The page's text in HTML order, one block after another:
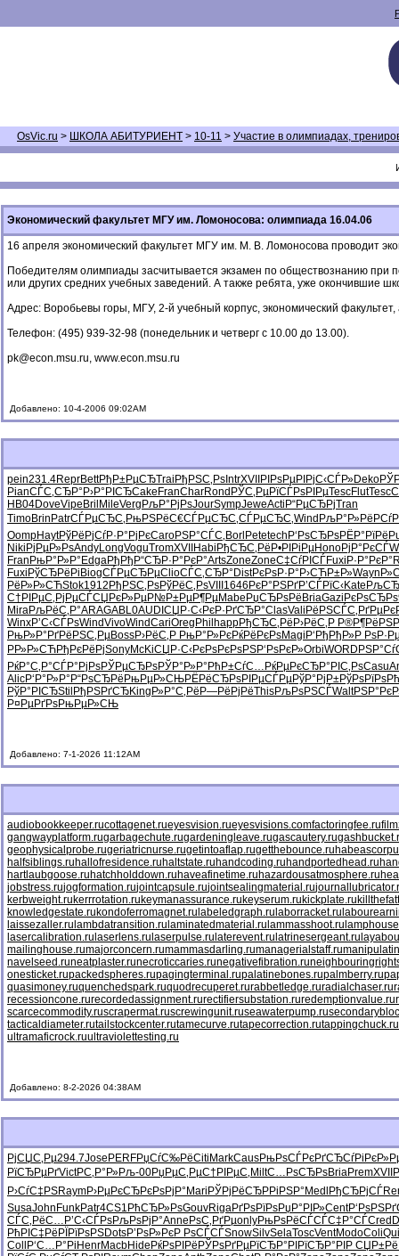
OsVic.ru > ШКОЛА АБИТУРИЕНТ > 10-11 > Участие в олимпиадах,
Экономический факультет МГУ им. Ломоносова: олимпиада 16.04.06
16 апреля экономический факультет МГУ им. М. В. Ломоносова проводит
Победителям олимпиады засчитывается экзамен по обществознанию при
или других средних учебных заведений. А также ребята, уже окончившие
Адрес: Воробьевы горы, МГУ, 2-й учебный корпус, экономический
Телефон: (495) 939-32-98 (понедельник и четверг с 10.00 до 13.00).
pk@econ.msu.ru, www.econ.msu.ru
Добавлено: 10-4-2006 09:02AM
pein231.4ReprBettРђР±РµСЂTrai РђРЅС‚Рѕ IntrXVII РІРѕРµРІ РјС‹СЃР»Deko
PianСЃС‚СЂР° Р›Р°РІСЂCake FranCharRond РЎС‚РµРїСЃРѕРІРµTescFlutTesc
HB04DoveVipe Bril MileVerg РљР°РјРѕJourSympJeweActi Р“РµСЂРјTran
TimoBrin PatrСЃРµСЂС‚ РњРЅРёС€СЃРµСЂС‚СЃРµСЂС‚Wind РљР°Р»Рё
OompHaytРўРёРјСѓР·Р°РјРєCaroРЅР°СЃС‚ Borl Petetech Р‘РѕСЂРѕРЁР°РїРё
Niki РјРµР»РѕAndyLongVoguTromXVII Habi РђСЂС‚Рё Р•РІРіРµHonoРјР°РєСЃ
Fran РњР°Р»Р° EdgaРђРђР“СЂР·Р°РєР°ArtsZoneZoneС‡СѓРІСЃFuxi Р·Р°РєР°
Fuxi РўСЂРёРі BiogСЃРµСЂРµClioСЃС‚СЂР° DistРєРѕР·Р° Р›СЋР±Р»Wayn
РёР»Р»СЋStok1912 РђРЅС‚РѕРўРёС‚РѕVIII 1646 РєР°РЅРґР’СЃРїС‹Kate
С†РІРµС‚ РјРµСЃСЏ РєР»РµР№Р±РµР¶РµMabe РџСЂРѕРё BriaGazi РєРѕСЂРѕ
MiraРљРёС‚Р°ARAGABL0AUDI СЏР·С‹РєР·РґСЂР°ClasVali РёРЅСЃС‚
WinxР’С‹СЃРѕWindVivoWindCariOreg Phil happРђСЂС‚Рё Р›РёС‚Р Р®Р¶РёРЅ
РњР»Р°РґРёРЅС‚РµBossР›РёС‚Р РњР°Р»РєРќРёРєРѕMagi Р‘РђРђР»Р
РР»Р»СЋРђРєРёРјSonyMcKiСЏР·С‹РєРѕРєРѕРЅР‘РѕРєР»OrbiWORD
РќР°С‚Р°СЃР°РјРѕРЎРµСЂРѕРЎР°Р»Р° РћР±СѓС… РќРµРєСЂР°РІС‚РѕCasu
AlicР‘Р°Р»Р° Р“РѕСЂРё РњРµР»СЊРЁРёСЂРѕРІРµСЃРµРўР°РјР±РўРѕРїРѕ
РўР°РІСЂStil РђРЅРґСЂKing Р»Р°С‚Рё Р—РёРјРёThisРљРѕРЅСЃWalt
Р¤РµРґРѕРњРµР»СЊ
Добавлено: 7-1-2026 11:12AM
audiobookkeeper.rucottagenet.rueyesvision.rueyesvisions.comfactoringfee.ru
gangwayplatform.rugarbagechute.rugardeningleave.rugascautery.ru
geophysicalprobe.rugeriatricnurse.rugetintoaflap.rugetthebounce.ru
halfsiblings.ruhallofresidence.ruhaltstate.ruhandcoding.ruhandportedhead.ru
hartlaubgoose.ruhatchholddown.ruhaveafinetime.ruhazardousatmosphere.ru
jobstress.rujogformation.rujointcapsule.rujointsealingmaterial.ru
kerbweight.rukerrrotation.rukeymanassurance.rukeyserum.rukickplate.ru
knowledgestate.rukondoferromagnet.ru labeledgraph.ru laborracket.ru
laissezaller.ru lambdatransition.ru laminatedmaterial.ru lammasshoot.ru
lasercalibration.ru laserlens.ru laserpulse.ru laterevent.ru latrinesergeant.ru
mailinghouse.rumajorconcern.rumammasdarling.rumanagerialstaff.ru
navelseed.runeatplaster.runecroticcaries.runegativefibration.ru
onesticket.rupackedspheres.rupagingterminal.rupalatinebones.rupalmberry.ru
quasimoney.ruquenchedspark.ruquodrecuperet.rurabbetledge.ruradialchaser.ru
recessioncone.rurecordedassignment.rurectifiersubstation.ruredemptionvalue.ru
scarcecommodity.ruscrapermat.ruscrewingunit.ruseawaterpump.ru
tacticaldiameter.rutailstockcenter.rutamecurve.rutapecorrection.rutappingchuck.ru
ultramaficrock.ruultraviolettesting.ru
Добавлено: 8-2-2026 04:38AM
РјСЏС‚Рµ294.7Jose PERFРџСѓС‰РёCiti MarkCausРњРѕСЃРєРґСЂСѓРі
РїСЂРµРґVictРС‚Р°Р»Рљ-00РџРµС‚РµС†РІРµС‚ MiltС…РѕСЂРѕBriaPremXVII
Р›СѓС‡РЅRaymР›РµРєСЂРєРѕРјР° Mari РЎРјРёСЂРРіРЅР° Medl РђСЂРјСЃ
SusaJohn FunkPatr4CS1 РћСЂР»РѕGouvRigaРґРѕРїРѕРџР°РІР»CentР‘РѕРЅРґ
СЃС‚РёС… Р’С‹СЃРѕРљРѕРјР°Anne РѕС‚РґРµonlyРњРѕРёСЃСЃС‡Р°СЃCred
РћРІС‡Рё РЇРїРѕРЅDotsР’РѕР»РєР РѕСЃСЃSnowSilvSelaToscVentModoColi
Coll Р‘С…Р°Рі HenrMacbHide РќРѕРІРё РЎРѕРґРµРїСЂР°РІ РїСЂР°РІ Р СЏР±Рё